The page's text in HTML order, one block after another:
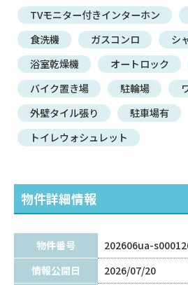
TVモニター付きインターホン
食洗機
ガスコンロ
シ
浴室乾燥機
オートロック
バイク置き場
駐輪場
外壁タイル張り
駐車場有
トイレウォシュレット
物件詳細情報
物件番号
202606ua-
情報公開日
2026/07/20